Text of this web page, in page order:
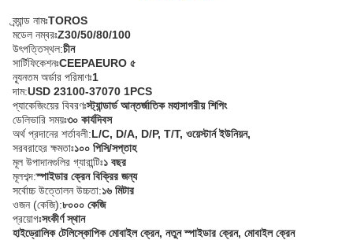
ব্র্যান্ড নামঃTOROS
মডেল নম্বরঃZ30/50/80/100
উৎপত্তিস্থল:চীন
সার্টিফিকেশনঃCEEPAEURO ৫
ন্যূনতম অর্ডার পরিমাণঃ1
দাম:USD 23100-37070 1PCS
প্যাকেজিংয়ের বিবরণঃস্ট্যান্ডার্ড আন্তর্জাতিক মহাসাগরীয় শিপিং
ডেলিভারি সময়ঃ৩০ কার্যদিবস
অর্থ প্রদানের শর্তাবলী:L/C, D/A, D/P, T/T, ওয়েস্টার্ন ইউনিয়ন,
সরবরাহের ক্ষমতাঃ১০০ পিসি/সপ্তাহ
মূল উপাদানগুলির গ্যারান্টিঃ১ বছর
মূলশব্দ:স্পাইডার ক্রেন বিক্রির জন্য
সর্বোচ্চ উত্তোলন উচ্চতা:১৬ মিটার
ওজন (কেজি):৮০০০ কেজি
প্রয়োগঃসংকীর্ণ স্থান
হাইড্রোলিক টেলিস্কোপিক মোবাইল ক্রেন, নতুন স্পাইডার ক্রেন, মোবাইল ক্রেন